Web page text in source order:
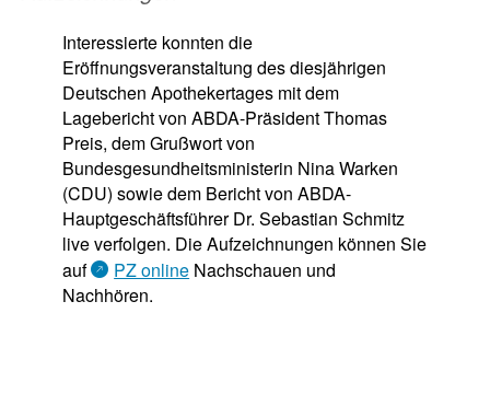
Interessierte konnten die
Eröffnungsveranstaltung des diesjährigen
Deutschen Apothekertages mit dem
Lagebericht von ABDA-Präsident Thomas
Preis, dem Grußwort von
Bundesgesundheitsministerin Nina Warken
(CDU) sowie dem Bericht von ABDA-
Hauptgeschäftsführer Dr. Sebastian Schmitz
live verfolgen. Die Aufzeichnungen können Sie
auf
PZ online Nachschauen und
Nachhören.